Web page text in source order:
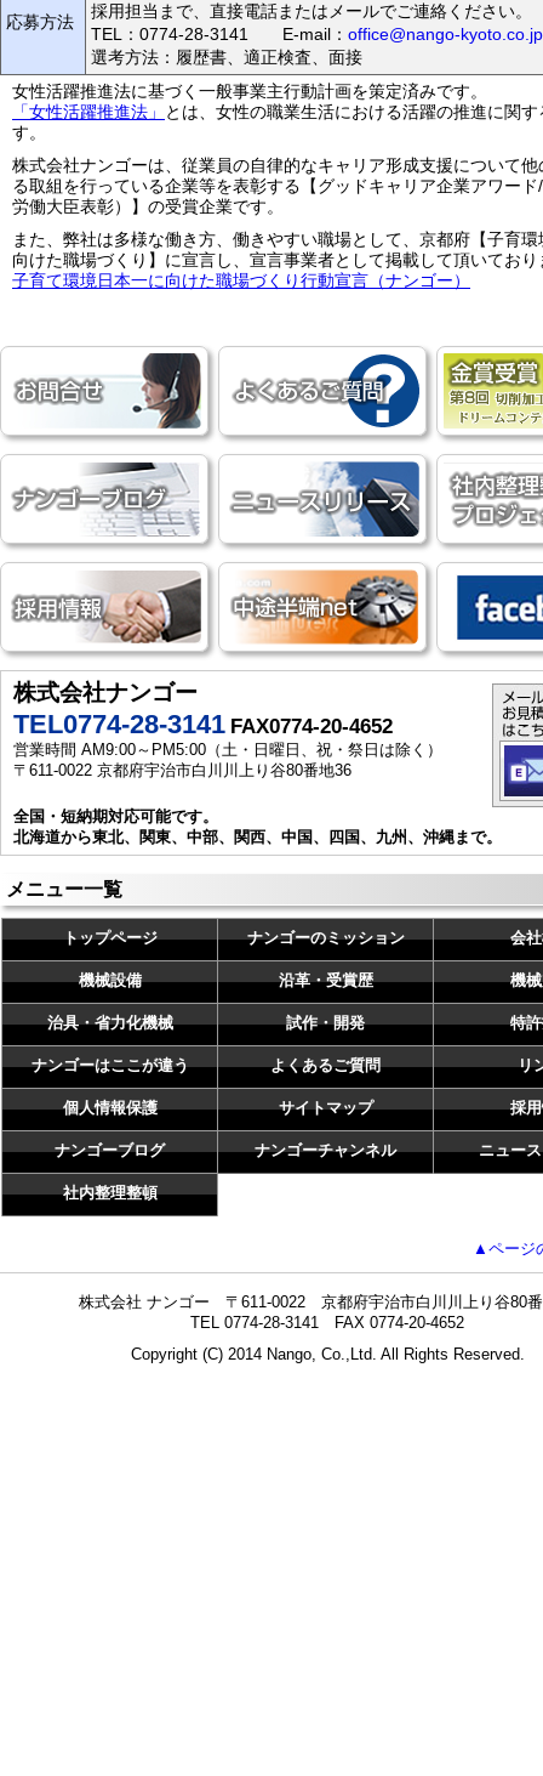
応募方法
採用担当まで、直接電話またはメールでご連絡ください。
TEL：0774-28-3141 E-mail： office@nango-kyoto.co.jp
選考方法：履歴書、適正検査、面接
女性活躍推進法に基づく一般事業主行動計画を策定済みです。
「女性活躍推進法」
とは、女性の職業生活における活躍の推進に関す
す。
株式会社ナンゴーは、従業員の自律的なキャリア形成支援について他
る取組を行っている企業等を表彰する【グッドキャリア企業アワー
労働大臣表彰）】の受賞企業です。
また、弊社は多様な働き方、働きやすい職場として、京都府【子育
向けた職場づくり】に宣言し、宣言事業者として掲載して頂いており
子育て環境日本一に向けた職場づくり行動宣言（ナンゴー）
株式会社ナンゴー
TEL0774-28-3141 FAX0774-20-4652
営業時間 AM9:00～PM5:00（土・日曜日、祝・祭日は除く）
〒611-0022 京都府宇治市白川川上り谷80番地36
全国・短納期対応可能です。
北海道から東北、関東、中部、関西、中国、四国、九州、沖縄まで。
メニュー一覧
トップページ ナンゴーのミッション 会
機械設備 沿革・受賞歴 機
治具・省力化機械 試作・開発 特
ナンゴーはここが違う よくあるご質問 リ
個人情報保護 サイトマップ 採
ナンゴーブログ ナンゴーチャンネル ニュー
社内整理整頓
▲ページ
株式会社 ナンゴー 〒611-0022 京都府宇治市白川川上り谷80
TEL 0774-28-3141 FAX 0774-20-4652
Copyright (C) 2014 Nango, Co.,Ltd. All Rights Reserved.